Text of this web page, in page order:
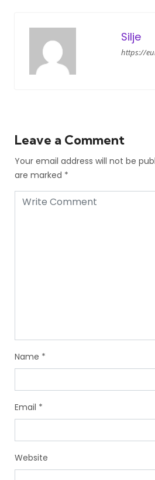
Silje
https://
Leave a Comment
Your email address will not be
are marked *
Name *
Email *
Website